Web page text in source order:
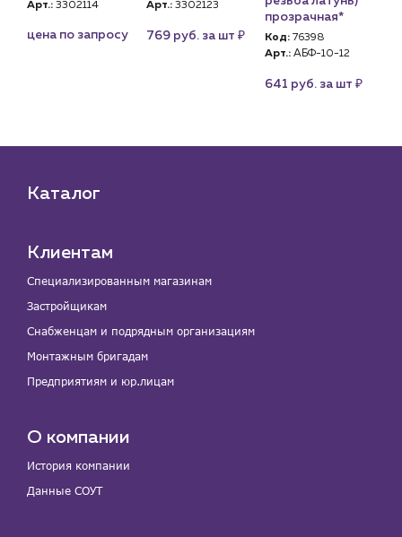
Арт.: 3302114
цена по запросу
Арт.: 3302123
769 руб. за шт ₽
прозрачная*
Код: 76398
Арт.: АБФ-10-12
641 руб. за шт₽
Каталог
Клиентам
Специализированным магазинам
Застройщикам
Снабженцам и подрядным организациям
Монтажным бригадам
Предприятиям и юр.лицам
О компании
История компании
Данные СОУТ